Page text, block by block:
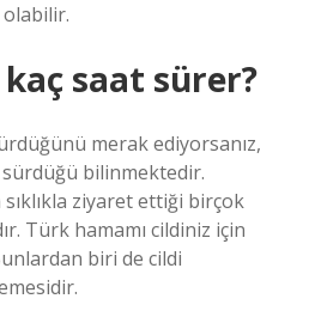
saat sürer?
merak ediyorsanız,
bilinmektedir.
ziyaret ettiği birçok
Türk hamamı cildiniz için
biri de cildi